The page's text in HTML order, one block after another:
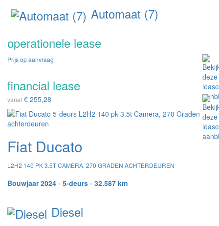
Automaat (7)
operationele lease
Prijs op aanvraag
financial lease
vanaf € 255,28
Fiat Ducato
L2H2 140 PK 3.5T CAMERA, 270 GRADEN ACHTERDEUREN
Bouwjaar 2024 • 5-deurs • 32.587 km
Diesel